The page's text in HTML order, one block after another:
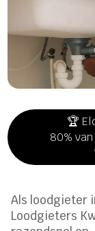
🏆
80%
Als loodgieter
Loodgieters